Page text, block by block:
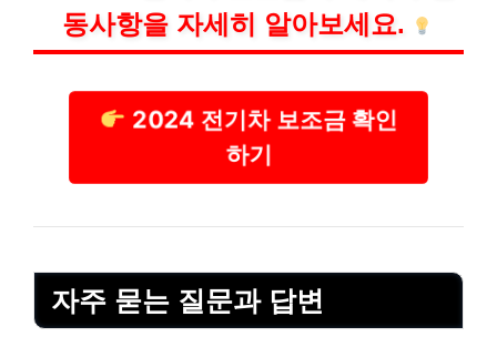
동사항을 자세히 알아보세요.
2024 전기차 보조금 확인
하기
자주 묻는 질문과 답변